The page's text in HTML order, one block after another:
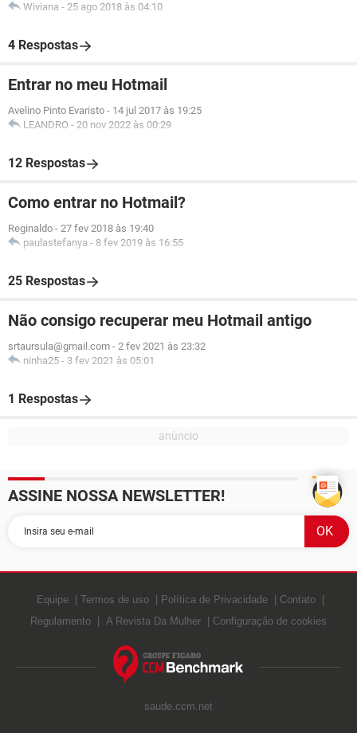
Wiviana - 25 ago 2018 às 04:10
4 Respostas
Entrar no meu Hotmail
Avelino Pinto Evaristo - 14 jul 2017 às 19:25
LEANDRO - 20 nov 2022 às 00:29
12 Respostas
Como entrar no Hotmail?
Reginaldo - 27 fev 2018 às 19:40
paulastefanya - 8 fev 2019 às 16:55
25 Respostas
Não consigo recuperar meu Hotmail antigo
srtaursula@gmail.com - 2 fev 2021 às 23:32
ninha25 - 3 fev 2021 às 05:01
1 Respostas
ASSINE NOSSA NEWSLETTER!
Equipe Termos de uso Política de Privacidade
Contato
Regulamento
A Revista Da Mulher Configuração de cookies
saude.ccm.net